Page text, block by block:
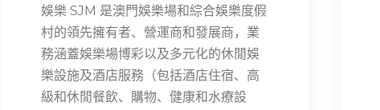
娛樂 SJM 是澳門娛樂場和綜合娛樂度假
村的領先擁有者、營運商和發展商，業
務涵蓋娛樂場博彩以及多元化的休閒娛
樂設施及酒店服務（包括酒店住宿、高
級和休閒餐飲、購物、健康和水療設